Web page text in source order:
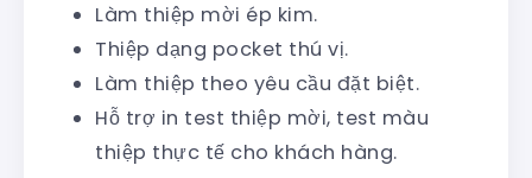
Làm thiệp mời ép kim.
Thiệp dạng pocket thú vị.
Làm thiệp theo yêu cầu đặt biệt.
Hỗ trợ in test thiệp mời, test màu
thiệp thực tế cho khách hàng.